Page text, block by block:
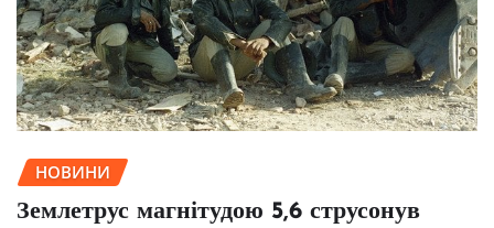
НОВИНИ
Землетрус магнітудою 5,6 струсонув